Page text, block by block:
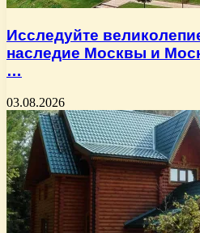
Исследуйте
наследие Москвы и
…
03.08.2026